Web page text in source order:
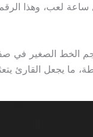
بمعدل 0.75 ر لكل ساعة
الخط الصغير في